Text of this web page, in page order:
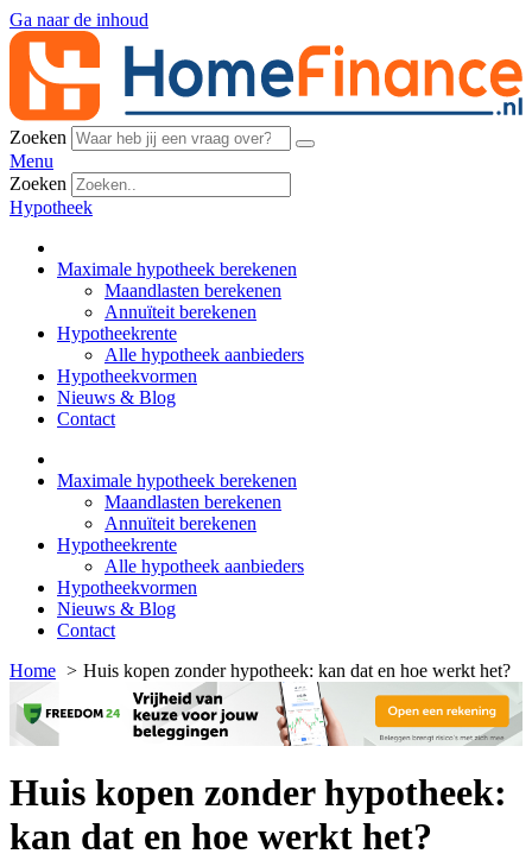
Ga naar de inhoud
Zoeken
Menu
Zoeken
Hypotheek
Maximale hypotheek berekenen
Maandlasten berekenen
Annuïteit berekenen
Hypotheekrente
Alle hypotheek aanbieders
Hypotheekvormen
Nieuws & Blog
Contact
Maximale hypotheek berekenen
Maandlasten berekenen
Annuïteit berekenen
Hypotheekrente
Alle hypotheek aanbieders
Hypotheekvormen
Nieuws & Blog
Contact
Home
Huis kopen zonder hypotheek: kan dat en hoe werkt het?
Huis kopen zonder hypotheek:
kan dat en hoe werkt het?